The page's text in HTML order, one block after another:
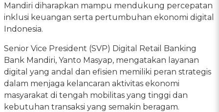
Mandiri diharapkan mampu mendukung percepatan
inklusi keuangan serta pertumbuhan ekonomi digital
Indonesia.
Senior Vice President (SVP) Digital Retail Banking
Bank Mandiri, Yanto Masyap, mengatakan layanan
digital yang andal dan efisien memiliki peran strategis
dalam menjaga kelancaran aktivitas ekonomi
masyarakat di tengah mobilitas yang tinggi dan
kebutuhan transaksi yang semakin beragam.